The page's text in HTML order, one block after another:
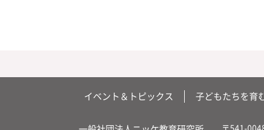
イベント＆トピックス 子どもたちを育
〒541-